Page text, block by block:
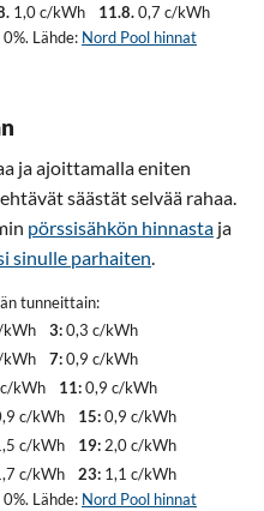
1,0 c/kWh 11.8.0,7 c/kWh
Lähde: Nord Pool hinnat
ja ajoittamalla eniten
säästät selvää rahaa.
pörssisähkön hinnasta ja
sinulle parhaiten
tunneittain:
kWh 3:0,3 c/kWh
kWh 7:0,9 c/kWh
kWh 11:0,9 c/kWh
c/kWh 15:0,9 c/kWh
c/kWh 19: 2,0 c/kWh
c/kWh 23: 1,1 c/kWh
Lähde: Nord Pool hinnat